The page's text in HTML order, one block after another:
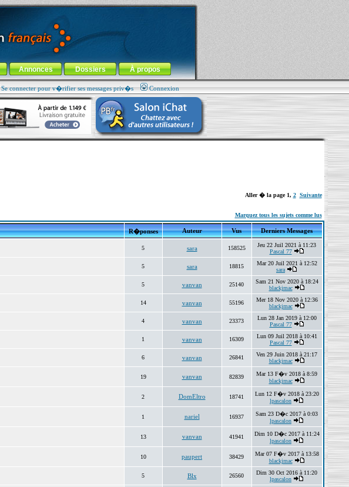
Annonces Dossiers À propos
Se connecter pour v�rifier ses messages priv�s Connexion
Aller � la page 1, 2 Suivante
Marquez tous les sujets comme lus
R�ponses Auteur Vus Derniers Messages
5 sara 158525
Jeu 22 Juil 2021 à 11:23
Pascal 77
5 sara 18815
Mar 20 Juil 2021 à 12:52
sara
5 vanvan 25140
Sam 21 Nov 2020 à 18:24
blackjmac
14 vanvan 55196
Mer 18 Nov 2020 à 12:36
blackjmac
4 vanvan 23373
Lun 28 Jan 2019 à 12:00
Pascal 77
1 vanvan 16309
Lun 09 Juil 2018 à 10:41
Pascal 77
6 vanvan 26841
Ven 29 Juin 2018 à 21:17
blackjmac
19 vanvan 82839
Mar 13 F�v 2018 à 8:59
blackjmac
2 DomEltro 18741
Lun 12 F�v 2018 à 23:20
lpascalon
1 nariel 16937
Sam 23 D�c 2017 à 0:03
lpascalon
13 vanvan 41941
Dim 10 D�c 2017 à 11:24
lpascalon
10 paupert 38429
Mar 07 F�v 2017 à 13:58
blackjmac
5 Blx 26560
Dim 30 Oct 2016 à 11:20
lpascalon